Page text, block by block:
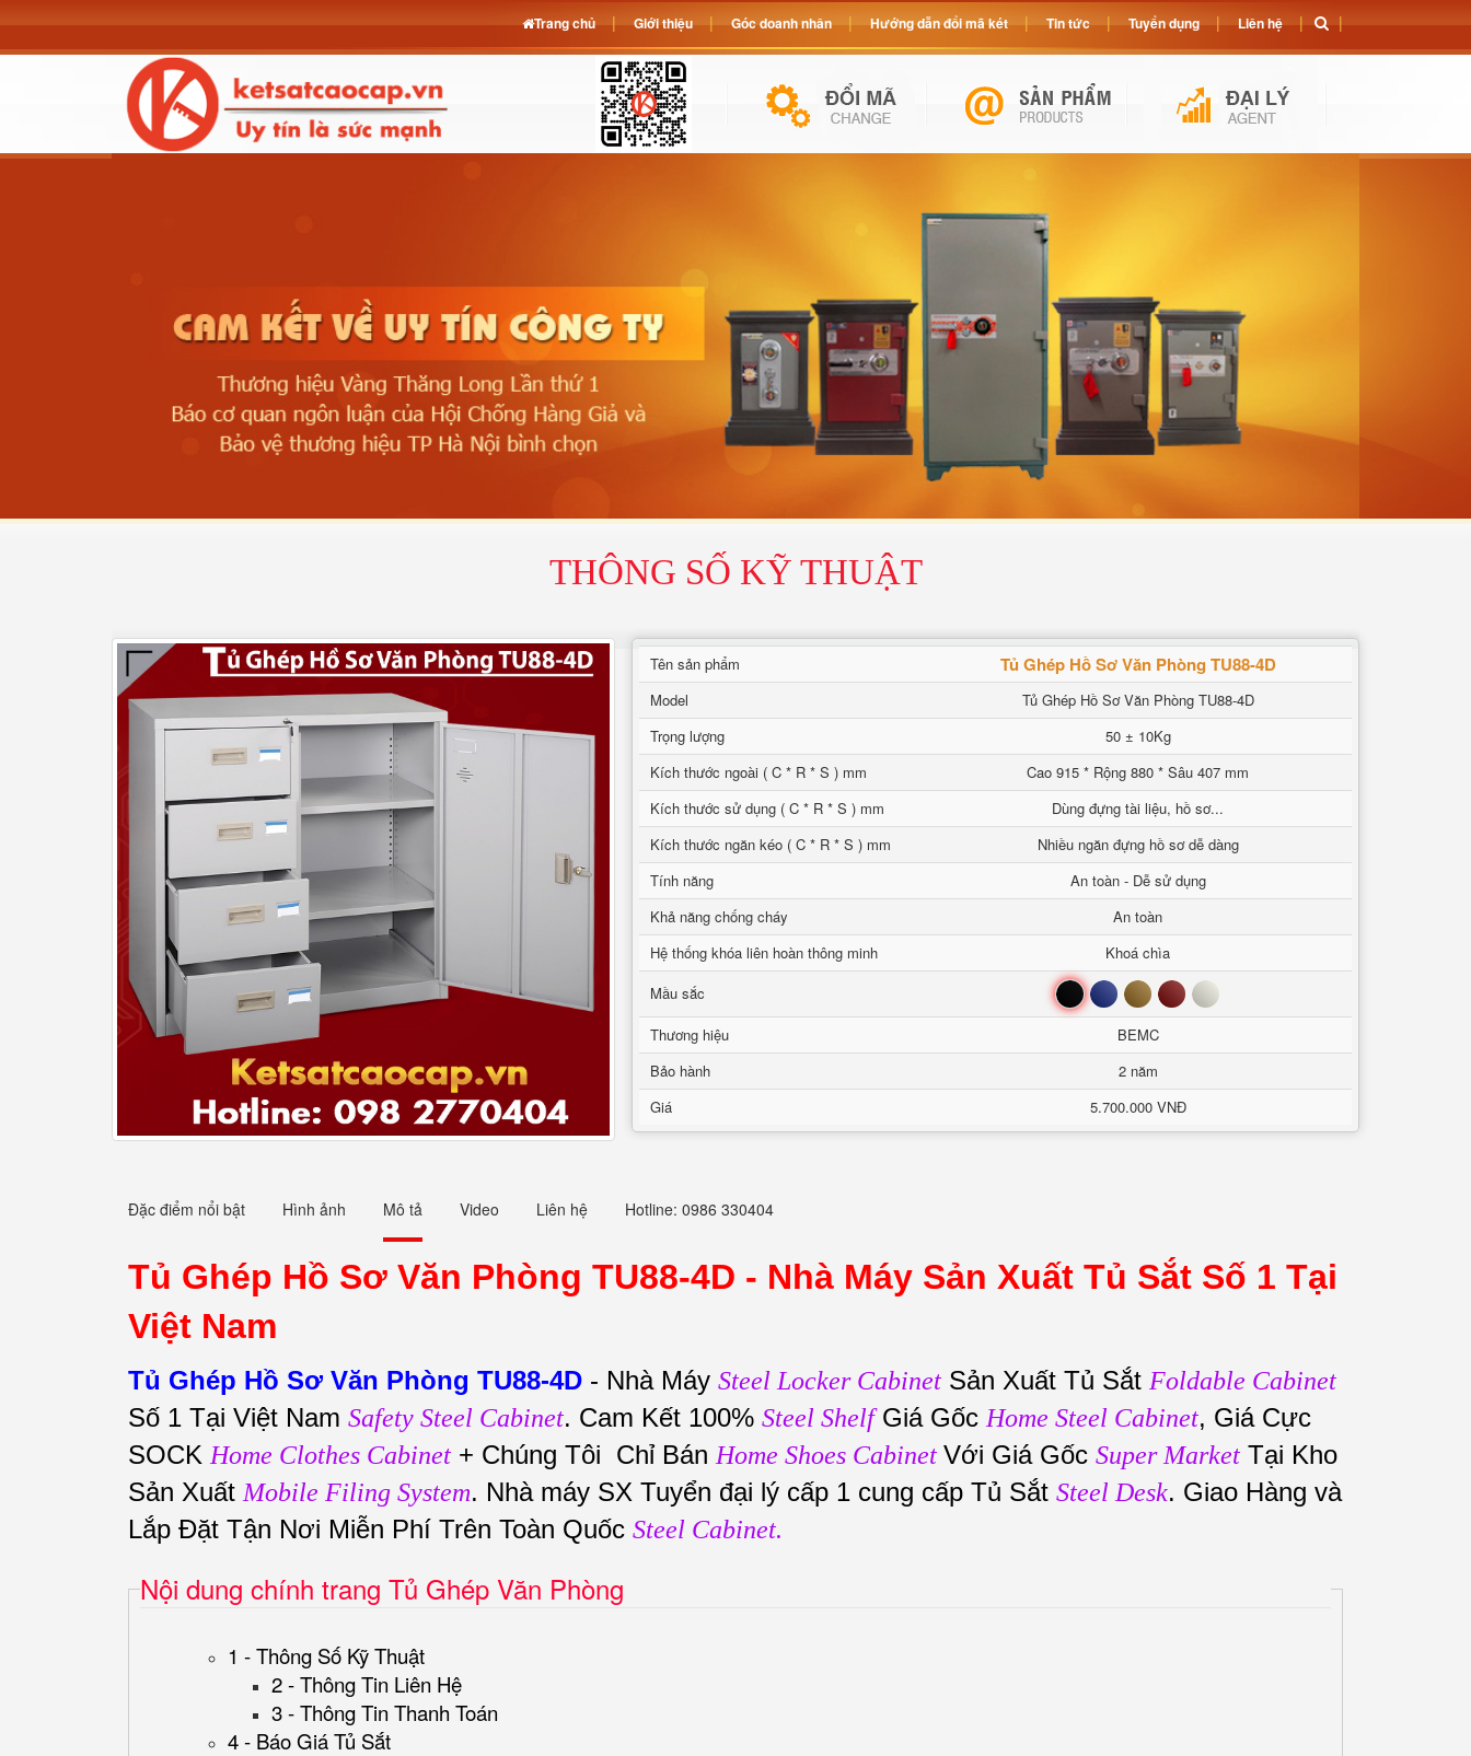
THÔNG SỐ KỸ THUẬT
Tên sản phẩm Tủ Ghép Hồ Sơ Văn Phòng TU88-4D
Model
Tủ Ghép Hồ Sơ Văn Phòng TU88-4D
Trọng lượng
50 ± 10Kg
Kích thước ngoài ( C * R * S ) mm
Cao 915 * Rộng 880 * Sâu 407 mm
Kích thước sử dụng ( C * R * S ) mm
Dùng đựng tài liệu, hồ sơ...
Kích thước ngăn kéo ( C * R * S ) mm
Nhiều ngăn đựng hồ sơ dễ dàng
Tính năng
An toàn - Dễ sử dụng
Khả năng chống cháy
An toàn
Hệ thống khóa liên hoàn thông minh
Khoá chìa
Mầu sắc
Đen Xanh Nâu Đỏ Trắng
Thương hiệu
BEMC
Bảo hành
2 năm
Giá
5.700.000 VNĐ
Đặc điểm nổi bật Hình ảnh Mô tả Video Liên hệ Hotline: 0986 330404
Tủ Ghép Hồ Sơ Văn Phòng TU88-4D - Nhà Máy Sản Xuất Tủ Sắt Số 1 Tại
Việt Nam
Tủ Ghép Hồ Sơ Văn Phòng TU88-4D - Nhà Máy Steel Locker Cabinet Sản Xuất Tủ Sắt Foldable Cabinet
Số 1 Tại Việt Nam Safety Steel Cabinet. Cam Kết 100% Steel ShelfGiá Gốc Home Steel Cabinet, Giá Cực
SOCK Home Clothes Cabinet + Chúng Tôi Chỉ Bán Home Shoes Cabinet Với Giá Gốc Super Market Tại Kho
Sản Xuất Mobile Filing System. Nhà máy SX Tuyển đại lý cấp 1 cung cấp Tủ Sắt Steel Desk. Giao Hàng và
Lắp Đặt Tận Nơi Miễn Phí Trên Toàn Quốc Steel Cabinet.
Nội dung chính trang Tủ Ghép Văn Phòng
1 - Thông Số Kỹ Thuật
2 - Thông Tin Liên Hệ
3 - Thông Tin Thanh Toán
4 - Báo Giá Tủ Sắt
Trang chủ Giới thiệu Góc doanh nhân Hướng dẫn đổi mã két Tin tức Tuyển dụng Liên hệ